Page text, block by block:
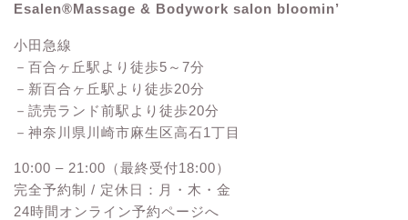
Esalen®Massage & Bodywork salon bloomin’
小田急線
－百合ヶ丘駅より徒歩5～7分
－新百合ヶ丘駅より徒歩20分
－読売ランド前駅より徒歩20分
－神奈川県川崎市麻生区高石1丁目
10:00 – 21:00（最終受付18:00）
完全予約制 / 定休日：月・木・金
24時間オンライン予約ページへ